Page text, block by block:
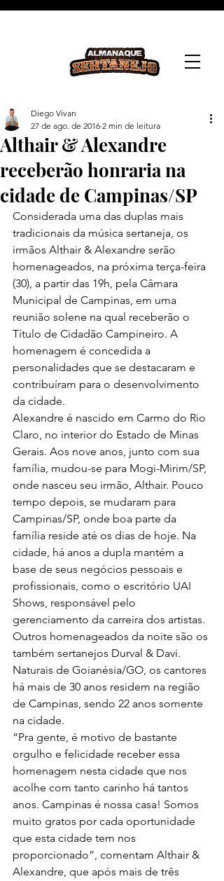
Althair & Alexandre
receberão honraria na
cidade de Campinas/SP
Diego Vivan
27 de ago. de 2016 2 min de leitura
Considerada uma das duplas mais
tradicionais da música sertaneja, os
irmãos Althair & Alexandre serão
homenageados, na próxima terça-feira
(30), a partir das 19h, pela Câmara
Municipal de Campinas, em uma
reunião solene na qual receberão o
Título de Cidadão Campineiro. A
homenagem é concedida a
personalidades que se destacaram e
contribuíram para o desenvolvimento
da cidade.
Alexandre é nascido em Carmo do Rio
Claro, no interior do Estado de Minas
Gerais. Aos nove anos, junto com sua
família, mudou-se para Mogi-Mirim/SP,
onde nasceu seu irmão, Althair. Pouco
tempo depois, se mudaram para
Campinas/SP, onde boa parte da
família reside até os dias de hoje. Na
cidade, há anos a dupla mantém a
base de seus negócios pessoais e
profissionais, como o escritório UAI
Shows, responsável pelo
gerenciamento da carreira dos artistas.
Outros homenageados da noite são os
também sertanejos Durval & Davi.
Naturais de Goianésia/GO, os cantores
há mais de 30 anos residem na região
de Campinas, sendo 22 anos somente
na cidade.
“Pra gente, é motivo de bastante
orgulho e felicidade receber essa
homenagem nesta cidade que nos
acolhe com tanto carinho há tantos
anos. Campinas é nossa casa! Somos
muito gratos por cada oportunidade
que esta cidade tem nos
proporcionado”, comentam Althair &
Alexandre, que após mais de três